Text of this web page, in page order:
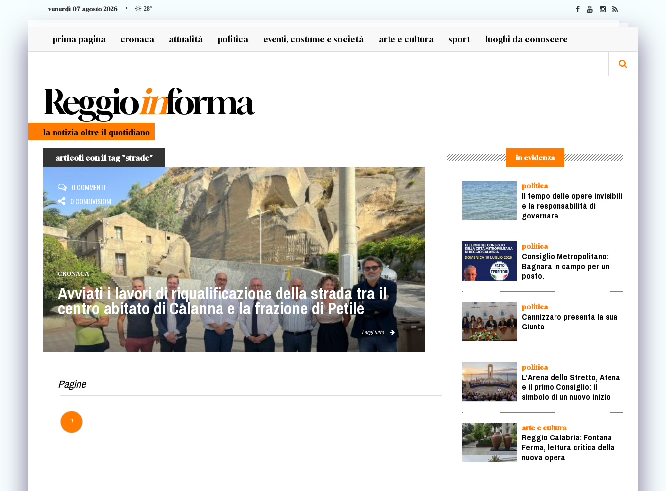
venerdì 07 agosto 2026 28°
prima pagina cronaca attualità politica eventi, costume e società arte e cultura sport luoghi da conoscere
Reggioinforma
la notizia oltre il quotidiano
articoli con il tag "strade"
0 COMMENTI
0 CONDIVISIONI
CRONACA
Avviati i lavori di riqualificazione della strada tra il
centro abitato di Calanna e la frazione di Petile
Leggi tutto
Pagine
1
in evidenza
politica
Il tempo delle opere invisibili
e la responsabilità di
governare
politica
Consiglio Metropolitano:
Bagnara in campo per un
posto.
politica
Cannizzaro presenta la sua
Giunta
politica
L’Arena dello Stretto, Atena
e il primo Consiglio: il
simbolo di un nuovo inizio
arte e cultura
Reggio Calabria: Fontana
Ferma, lettura critica della
nuova opera